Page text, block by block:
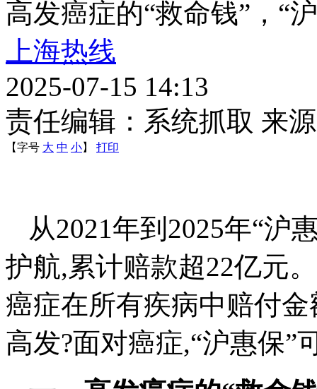
高发癌症的“救命钱”，“
上海热线
2025-07-15 14:13
责任编辑：系统抓取 来
【字号 大 中 小】 打印
从2021年到2025年“沪
护航,累计赔款超22亿元
癌症在所有疾病中赔付
高发?面对癌症,“沪惠保”